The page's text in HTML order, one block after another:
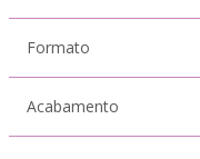
Formato
Acabamento